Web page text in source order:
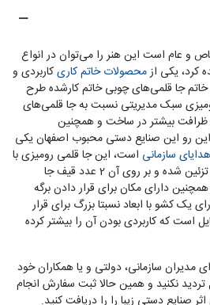
و عام است این هنر را می‌توان در انواع
کرد، یکی ازمحصولات خاتم کاریکاربردی و
جا قلمی‌های چوبی خاتم کارشده طرح
سبک مدیریتی نسبت به جا قلمی‌های
ظرافت بیشتر در ساخت و همچنین
رو این صنایع دستی محبوب اصفهان یکی
هدایای سازمانی است، این جا قلمی رومیزی با
مرغوب ترین نوع خاتم اصفهان تزئین شده و بر روی آن 2 عدد قیف جا
دارای مکان برای قرار دادن برگه
کشو با ابعاد نسبتا بزرگ برای قرار
است که کاربردی بودن آن را بیشتر کرده
مدیران سازمانی، دولتی و یا همکاران خود
نکنید و همین حالا ثبت سفارش انجام